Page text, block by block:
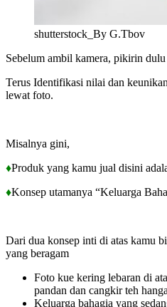
shutterstock_By G.Tbov
Sebelum ambil kamera, pikirin
Terus Identifikasi nilai dan
lewat foto.
Misalnya gini,
♦Produk yang kamu jual disini
♦Konsep utamanya “Keluarga
Dari dua konsep inti di atas kamu
yang beragam
Foto kue kering lebaran di
pandan dan cangkir teh
Keluarga bahagia yang